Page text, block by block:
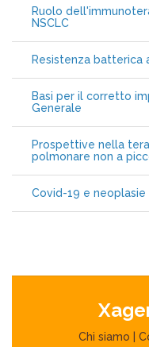
Ruolo
NSCLC
Resistenza batterica
Basi per il corretto
Generale
Prospettive nella
polmonare non a
Covid-19 e
Chi siamo